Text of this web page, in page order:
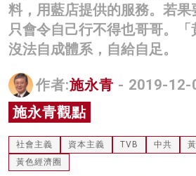
科技
影片
名家榜
灼見活動
料，用藍店提供的服務。若果
只會令自己行不得也哥哥。
沒法自成體系，自給自足。
作者:施永青 - 2019-12-
施永青觀點
社會主義 資本主義 TVB 中共
黃色經濟圈